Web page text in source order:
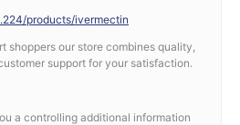
products/ivermectin
shoppers our store combines quality,
support for your satisfaction.
a controlling additional information